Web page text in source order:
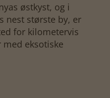
østkyst, og i
nest største by, er
for kilometervis
eksotiske